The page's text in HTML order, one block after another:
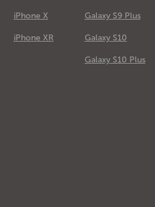
iPhone X
iPhone XR
Galaxy S9 Plus
Galaxy S10
Galaxy S10 Plus